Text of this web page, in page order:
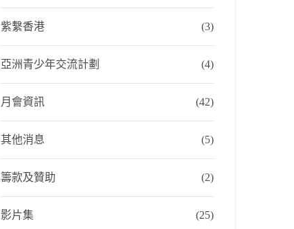
紫繫香港 (3)
亞洲青少年交流計劃 (4)
月會資訊 (42)
其他消息 (5)
籌款及贊助 (2)
影片集 (25)